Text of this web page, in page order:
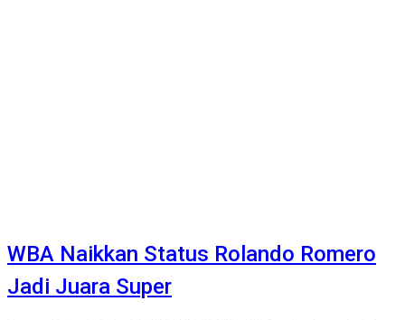
WBA Naikkan Status Rolando Romero
Jadi Juara Super